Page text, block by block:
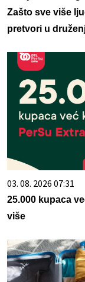
Zašto sve više
pretvori u
03. 08. 2026 07:31
25.000 kupaca
više